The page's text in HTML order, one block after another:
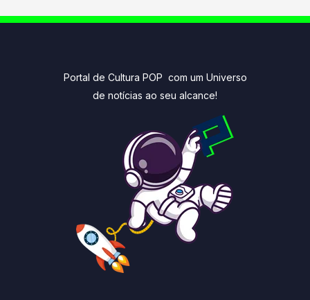
Portal de Cultura POP com um Universo
de notícias ao seu alcance!